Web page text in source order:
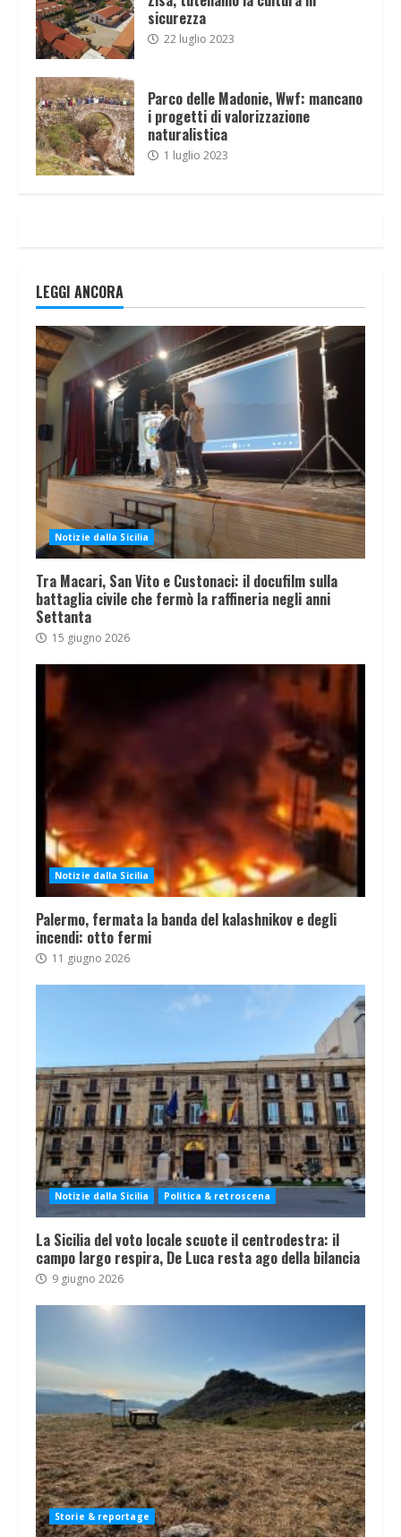
sicurezza
22 luglio 2023
Parco delle Madonie, Wwf: mancano
i progetti di valorizzazione
naturalistica
1 luglio 2023
LEGGI ANCORA
Notizie dalla Sicilia
Tra Macari, San Vito e Custonaci: il docufilm sulla
battaglia civile che fermò la raffineria negli anni
Settanta
15 giugno 2026
Notizie dalla Sicilia
Palermo, fermata la banda del kalashnikov e degli
incendi: otto fermi
11 giugno 2026
Notizie dalla Sicilia Politica & retroscena
La Sicilia del voto locale scuote il centrodestra: il
campo largo respira, De Luca resta ago della bilancia
9 giugno 2026
Storie & reportage